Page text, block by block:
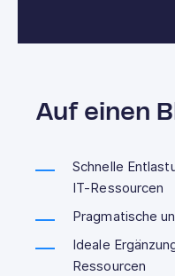
Auf einen
Schnelle
IT-Ressourcen
Pragmatische
Ideale
Ressourcen